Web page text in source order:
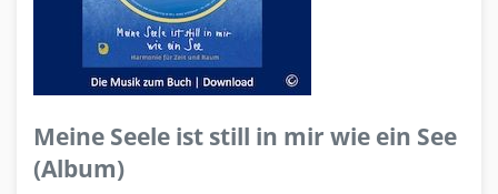
Meine Seele ist still in mir wie ein See
(Album)